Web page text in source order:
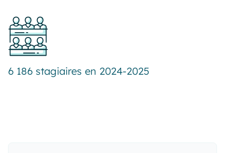
6 186 stagiaires en 2024-2025